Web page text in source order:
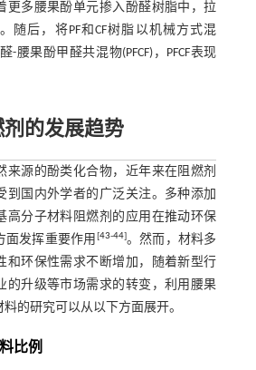
更多腰果酚单元掺入酚醛树脂中，拉
随后，将PF和CF树脂以机械方式混
-腰果酚甲醛共混物(PFCF)，PFCF表现
的发展趋势
来源的酚类化合物，近年来在阻燃剂
到国内外学者的广泛关注。多种添加
高分子材料阻燃剂的应用在推动环保
面发挥重要作用 [43-44]。然而，材料多
和环保性需求不断增加，随着新型行
的升级等市场需求的转变，利用腰果
的研究可以从以下方面展开。
比例